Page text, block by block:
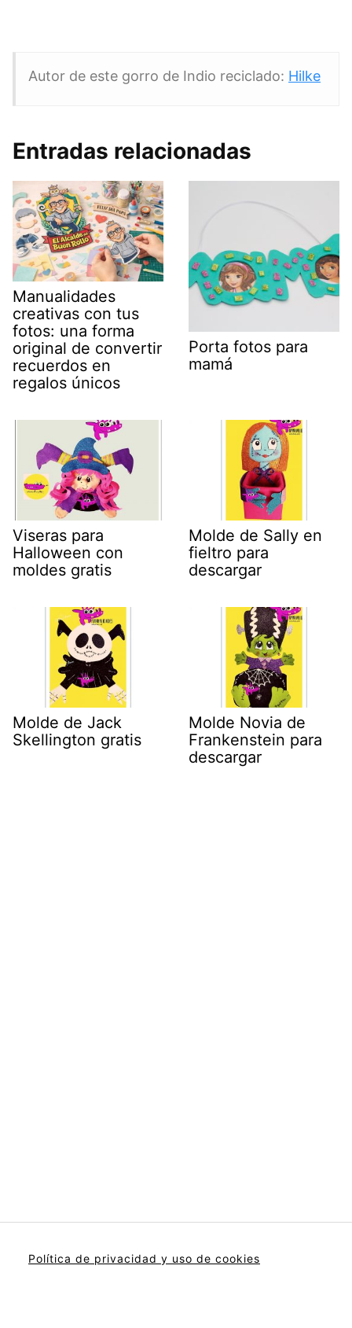
Autor de este gorro de Indio reciclado: Hilke
Entradas relacionadas
Manualidades
creativas con tus
fotos: una forma
original de convertir
recuerdos en
regalos únicos
Porta fotos para
mamá
Viseras para
Halloween con
moldes gratis
Molde de Sally en
fieltro para
descargar
Molde de Jack
Skellington gratis
Molde Novia de
Frankenstein para
descargar
Política de privacidad y uso de cookies